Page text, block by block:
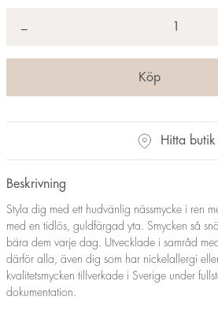
−
Hitta butik
Beskrivning
Styla dig med ett hudvänlig nässmycke i ren
med en tidlös, guldfärgad yta. Smycken så
bära dem varje dag. Utvecklade i samråd
därför alla, även dig som har nickelallergi
kvalitetsmycken tillverkade i Sverige under
dokumentation.